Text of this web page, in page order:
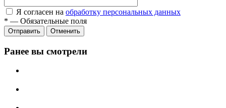
Я согласен на обработку персональных данных
* — Обязательные поля
Отправить Отменить
Ранее вы смотрели